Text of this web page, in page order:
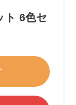
ト 6色セ